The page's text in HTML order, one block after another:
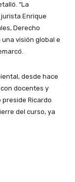
“La
Enrique
Derecho
visión global e
desde hace
docentes y
Ricardo
del curso, ya